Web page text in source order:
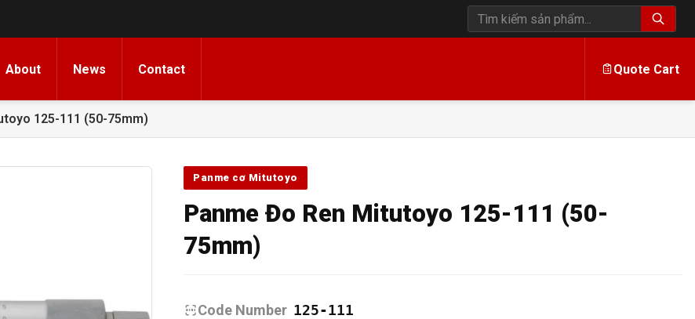
Tìm kiếm sản phẩm
About News Contact Quote Cart
125-111 (50-75mm)
Panme cơ Mitutoyo
Panme Đo Ren Mitutoyo 125-111 (50-
75mm)
Code Number 125-111